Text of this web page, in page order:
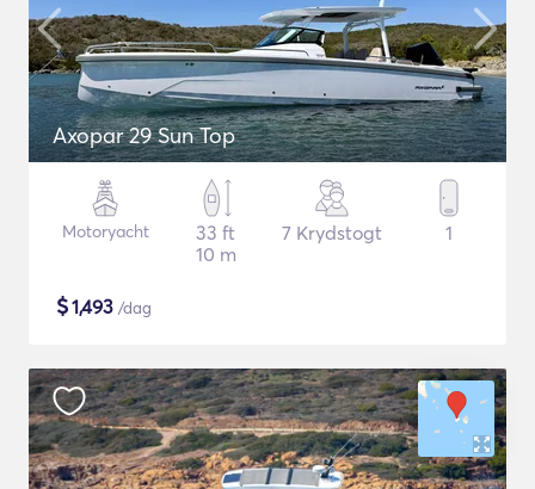
Axopar 29 Sun Top
Motoryacht
33 ft
10 m
7 Krydstogt 1
$1,493 /dag